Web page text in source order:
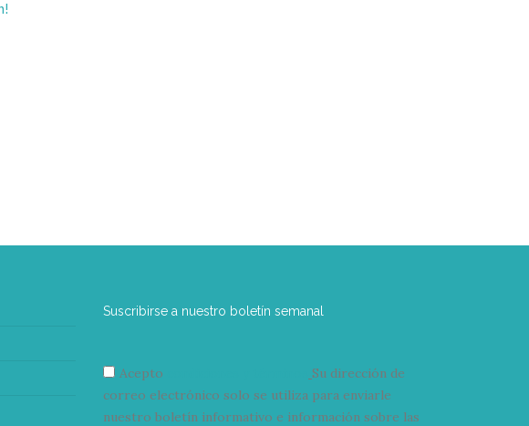
Suscribirse a nuestro boletín semanal
Acepto
Su dirección de
correo electrónico solo se utiliza para enviarle
nuestro boletín informativo e información sobre las